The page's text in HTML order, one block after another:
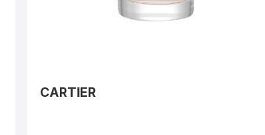
CARTIER